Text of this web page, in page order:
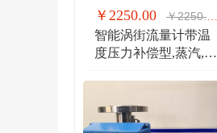
￥2250.00 ￥2250.00
智能涡街流量计带温
度压力补偿型,蒸汽,气